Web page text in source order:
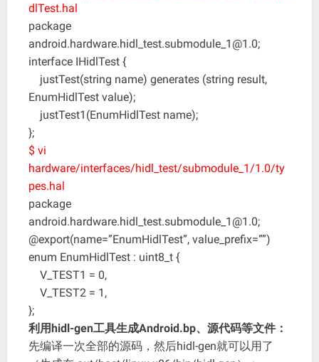
dlTest.hal
package
android.hardware.hidl_test.submodule_1@1.0;
interface IHidlTest {
justTest(string name) generates (string result,
EnumHidlTest value);
justTest1(EnumHidlTest name);
};
$ vi
hardware/interfaces/hidl_test/submodule_1/1.0/ty
pes.hal
package
android.hardware.hidl_test.submodule_1@1.0;
@export(name=”EnumHidlTest”, value_prefix=””)
enum EnumHidlTest : uint8_t {
V_TEST1 = 0,
V_TEST2 = 1,
};
利用hidl-gen工具生成Android.bp、源代码等文件：
先编译一次全部的源码，然后hidl-gen就可以用了